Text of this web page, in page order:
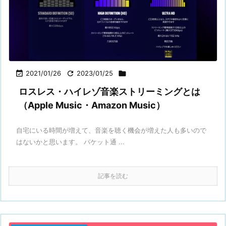
 2021/01/26  2023/01/25 
ロスレス・ハイレゾ音楽ストリーミングとは
（Apple Music・Amazon Music）
自宅にいる時間が増えて、音楽を聴く機会が増えた人も多いので
はないかと思います。 パケット通 ...
記事を読む